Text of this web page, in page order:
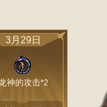
3月29日
神的攻击*2